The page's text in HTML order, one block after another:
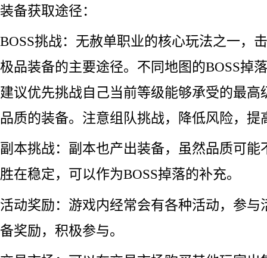
装备获取途径：
BOSS挑战：无赦单职业的核心玩法之一，
极品装备的主要途径。不同地图的BOSS掉
建议优先挑战自己当前等级能够承受的最高
品质的装备。注意组队挑战，降低风险，提
副本挑战：副本也产出装备，虽然品质可能
胜在稳定，可以作为BOSS掉落的补充。
活动奖励：游戏内经常会有各种活动，参与
备奖励，积极参与。